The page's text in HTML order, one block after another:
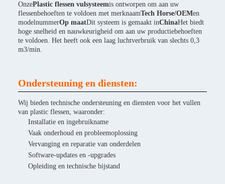
OnzePlastic flessen vulsysteemis ontworpen om aan uw
flessenbehoeften te voldoen met merknaamTech Horse/OEMen
modelnummerOp maatDit systeem is gemaakt inChinaHet biedt
hoge snelheid en nauwkeurigheid om aan uw productiebehoeften
te voldoen. Het heeft ook een laag luchtverbruik van slechts 0,3
m3/min.
Ondersteuning en diensten:
Wij bieden technische ondersteuning en diensten voor het vullen
van plastic flessen, waaronder:
Installatie en ingebruikname
Vaak onderhoud en probleemoplossing
Vervanging en reparatie van onderdelen
Software-updates en -upgrades
Opleiding en technische bijstand